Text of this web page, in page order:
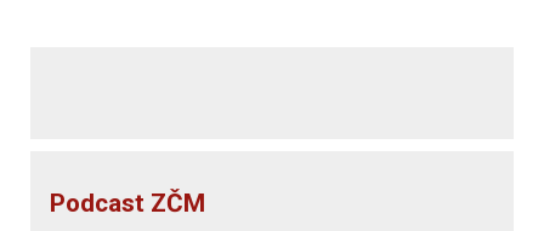
Podcast ZČM